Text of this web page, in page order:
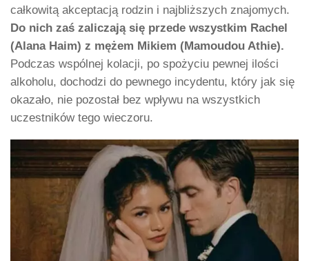
całkowitą akceptacją rodzin i najbliższych znajomych.
Do nich zaś zaliczają się przede wszystkim Rachel
(Alana Haim) z mężem Mikiem (Mamoudou Athie).
Podczas wspólnej kolacji, po spożyciu pewnej ilości
alkoholu, dochodzi do pewnego incydentu, który jak się
okazało, nie pozostał bez wpływu na wszystkich
uczestników tego wieczoru.